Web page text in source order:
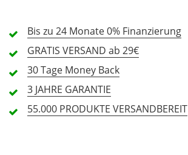
2 Sterne
1 Sterne
Alle Sprachen
Bis zu 24 Monate0% Finanzierung
GRATIS VERSAND ab 29€
30 Tage Money Back
3 JAHRE GARANTIE
55.000 PRODUKTE VERSANDBEREIT